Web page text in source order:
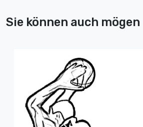
Sie können auch mögen